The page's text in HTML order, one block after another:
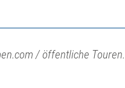
/ öffentliche